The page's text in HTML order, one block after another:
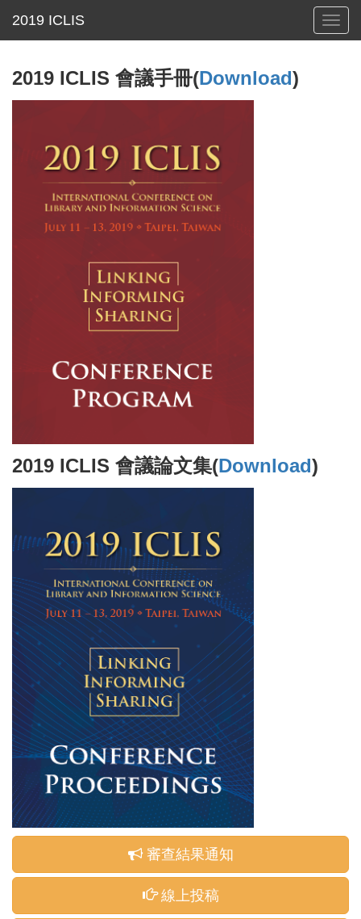
2019 ICLIS 會議手冊(Download)
2019 ICLIS 會議論文集(Download)
審查結果通知
線上投稿